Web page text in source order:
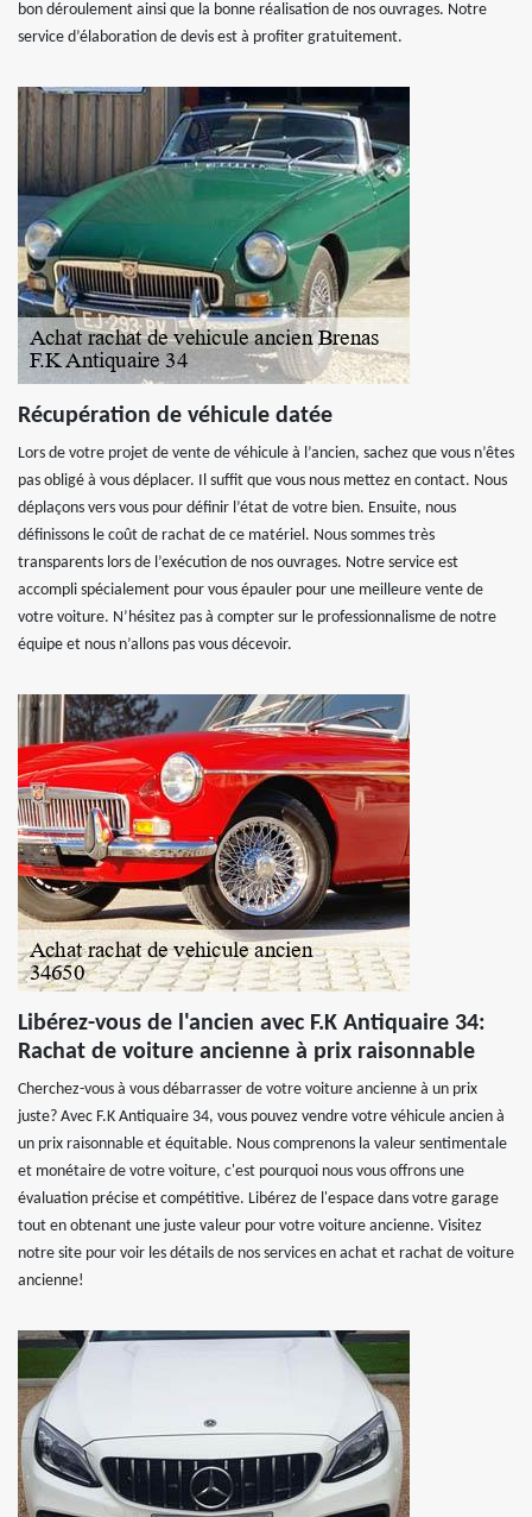
bon déroulement ainsi que la bonne réalisation de nos ouvrages. Notre
service d’élaboration de devis est à profiter gratuitement.
Récupération de véhicule datée
Lors de votre projet de vente de véhicule à l’ancien, sachez que vous n’êtes
pas obligé à vous déplacer. Il suffit que vous nous mettez en contact. Nous
déplaçons vers vous pour définir l’état de votre bien. Ensuite, nous
définissons le coût de rachat de ce matériel. Nous sommes très
transparents lors de l’exécution de nos ouvrages. Notre service est
accompli spécialement pour vous épauler pour une meilleure vente de
votre voiture. N’hésitez pas à compter sur le professionnalisme de notre
équipe et nous n’allons pas vous décevoir.
Libérez-vous de l'ancien avec F.K Antiquaire 34:
Rachat de voiture ancienne à prix raisonnable
Cherchez-vous à vous débarrasser de votre voiture ancienne à un prix
juste? Avec F.K Antiquaire 34, vous pouvez vendre votre véhicule ancien à
un prix raisonnable et équitable. Nous comprenons la valeur sentimentale
et monétaire de votre voiture, c'est pourquoi nous vous offrons une
évaluation précise et compétitive. Libérez de l'espace dans votre garage
tout en obtenant une juste valeur pour votre voiture ancienne. Visitez
notre site pour voir les détails de nos services en achat et rachat de voiture
ancienne!